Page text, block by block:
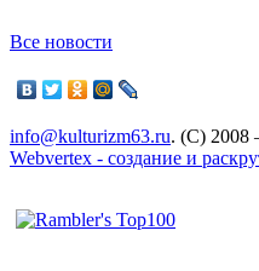
Все новости
info@kulturizm63.ru. (C) 2008
Webvertex - создание и